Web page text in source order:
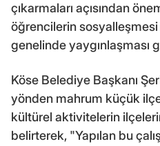
çıkarmaları açısından
öğrencilerin sosyalleşmesi
genelinde yaygınlaşması
Köse Belediye Başkanı
yönden mahrum küçük
kültürel aktivitelerin
belirterek, "Yapılan bu